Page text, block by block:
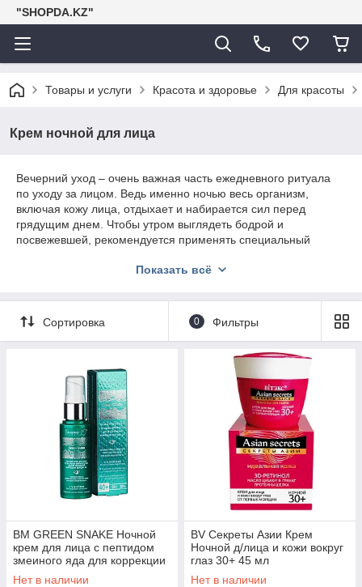
"SHOPDA.KZ"
Товары и услуги Красота и здоровье Для красоты
Крем ночной для лица
Вечерний уход – очень важная часть ежедневного ритуала
по уходу за лицом. Ведь именно ночью весь организм,
включая кожу лица, отдыхает и набирается сил перед
грядущим днем. Чтобы утром выглядеть бодрой и
посвежевшей, рекомендуется применять специальный
Разумеется, средство должно быть подобрано по типу кожи.
Показать всё
Сортировка 0 Фильтры
BM GREEN SNAKE Ночной
крем для лица с пептидом
змеиного яда для коррекции
морщин 40+ 50 мл
Нет в наличии
BV Секреты Азии Крем
Ночной д/лица и кожи вокруг
глаз 30+ 45 мл
Нет в наличии